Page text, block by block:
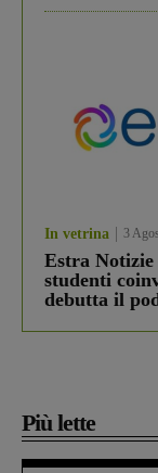
In vetrina 3
Estra
studenti
debutta il
Più lette